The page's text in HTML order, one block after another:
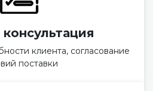
клиента, согласование
поставки